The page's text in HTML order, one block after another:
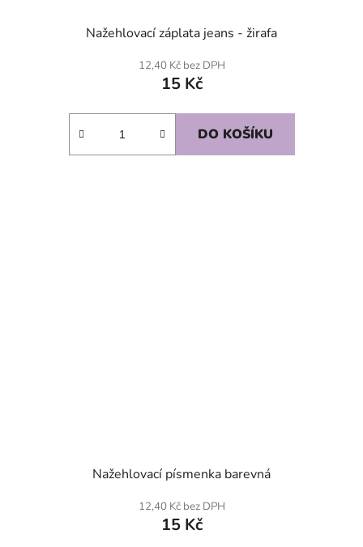
Nažehlovací záplata jeans - žirafa
12,40 Kč bez DPH
15 Kč
DO KOŠÍKU
Nažehlovací písmenka barevná
12,40 Kč bez DPH
15 Kč